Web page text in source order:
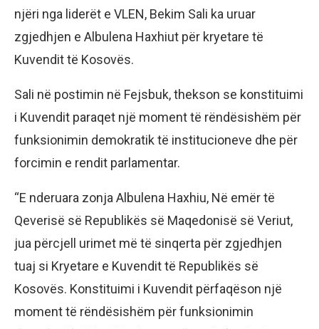
njëri nga liderët e VLEN, Bekim Sali ka uruar
zgjedhjen e Albulena Haxhiut për kryetare të
Kuvendit të Kosovës.
Sali në postimin në Fejsbuk, thekson se konstituimi
i Kuvendit paraqet një moment të rëndësishëm për
funksionimin demokratik të institucioneve dhe për
forcimin e rendit parlamentar.
“E nderuara zonja Albulena Haxhiu, Në emër të
Qeverisë së Republikës së Maqedonisë së Veriut,
jua përcjell urimet më të sinqerta për zgjedhjen
tuaj si Kryetare e Kuvendit të Republikës së
Kosovës. Konstituimi i Kuvendit përfaqëson një
moment të rëndësishëm për funksionimin